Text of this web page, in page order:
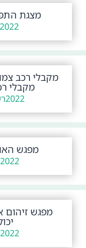
מצגת
2022
מקבלי רכב
מקבלי
2022
מפגש
2022
מפגש זיהום
2022